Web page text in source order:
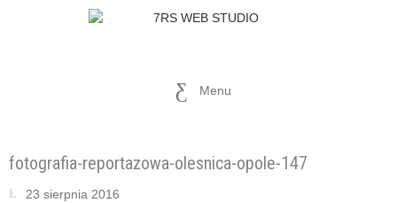
Menu
fotografia-reportazowa-olesnica-opole-147
23 sierpnia 2016